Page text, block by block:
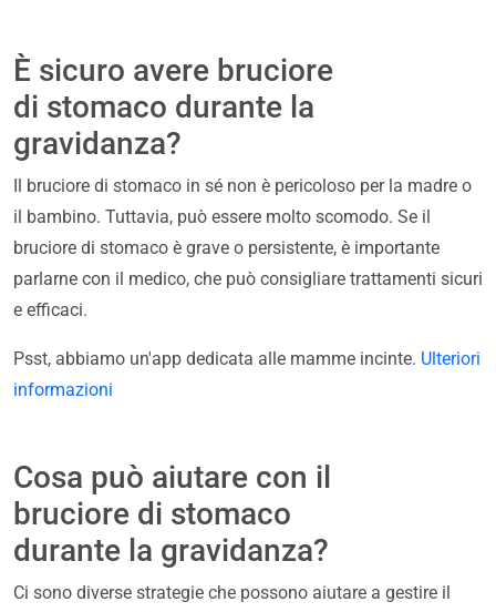
È sicuro avere bruciore
di stomaco durante la
gravidanza?
Il bruciore di stomaco in sé non è pericoloso per la madre o
il bambino. Tuttavia, può essere molto scomodo. Se il
bruciore di stomaco è grave o persistente, è importante
parlarne con il medico, che può consigliare trattamenti sicuri
e efficaci.
Psst, abbiamo un'app dedicata alle mamme incinte. Ulteriori
informazioni
Cosa può aiutare con il
bruciore di stomaco
durante la gravidanza?
Ci sono diverse strategie che possono aiutare a gestire il